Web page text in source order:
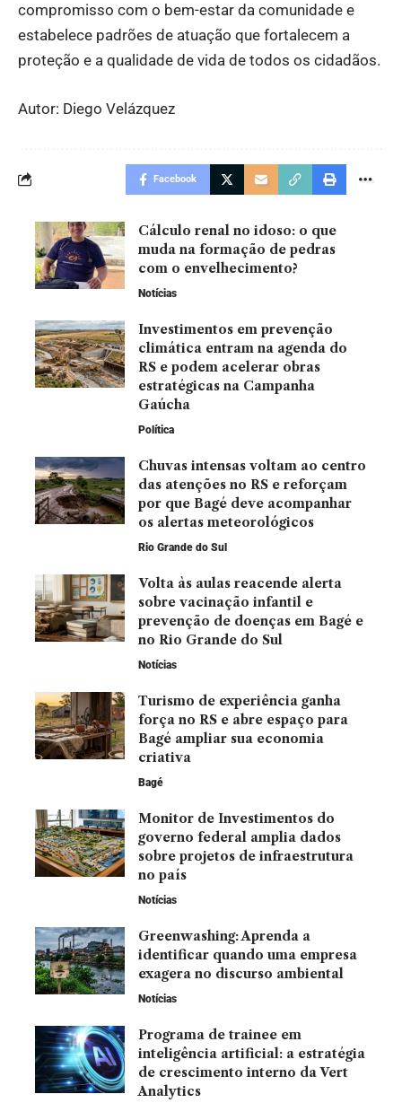
compromisso com o bem-estar da comunidade e
estabelece padrões de atuação que fortalecem a
proteção e a qualidade de vida de todos os cidadãos.
Autor: Diego Velázquez
Facebook
Cálculo renal no idoso: o que
muda na formação de pedras
com o envelhecimento?
Notícias
Investimentos em prevenção
climática entram na agenda do
RS e podem acelerar obras
estratégicas na Campanha
Gaúcha
Política
Chuvas intensas voltam ao centro
das atenções no RS e reforçam
por que Bagé deve acompanhar
os alertas meteorológicos
Rio Grande do Sul
Volta às aulas reacende alerta
sobre vacinação infantil e
prevenção de doenças em Bagé e
no Rio Grande do Sul
Notícias
Turismo de experiência ganha
força no RS e abre espaço para
Bagé ampliar sua economia
criativa
Bagé
Monitor de Investimentos do
governo federal amplia dados
sobre projetos de infraestrutura
no país
Notícias
Greenwashing: Aprenda a
identificar quando uma empresa
exagera no discurso ambiental
Notícias
Programa de trainee em
inteligência artificial: a estratégia
de crescimento interno da Vert
Analytics